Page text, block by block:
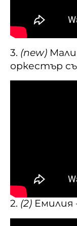
3. (new)
оркестър
2. (2)